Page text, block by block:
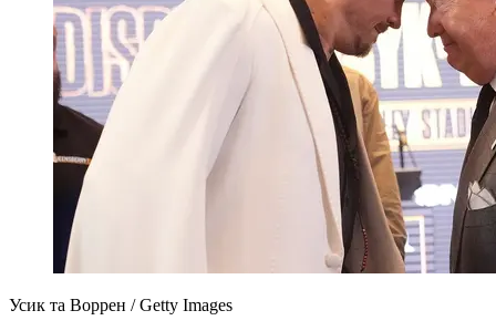
Усик та Воррен / Getty Images